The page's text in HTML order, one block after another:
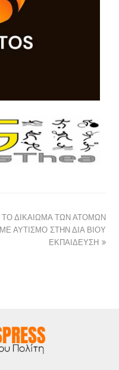
ΤΟ ΔΙΚΑΙΩΜΑ ΤΩΝ ΑΤΟΜΩΝ
ΜΕ ΑΥΤΙΣΜΟ ΣΤΗΝ ΔΙΑ ΒΙΟΥ
ΕΚΠΑΙΔΕΥΣΗ